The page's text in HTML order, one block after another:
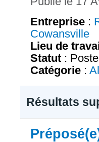
Entreprise :
Cowansville
Lieu de
Statut :
Catégorie :
Résultats